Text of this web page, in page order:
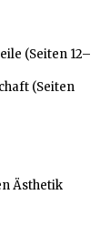
(Seiten 12–
(Seiten
Ästhetik